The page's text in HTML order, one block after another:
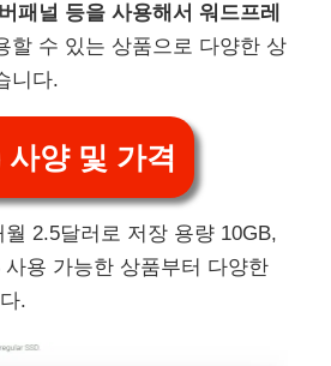
패널 등을 사용해서 워드프레
할 수 있는 상품으로 다양한 상
니다.
양 및 가격
2.5달러로 저장 용량 10GB,
사용 가능한 상품부터 다양한
.